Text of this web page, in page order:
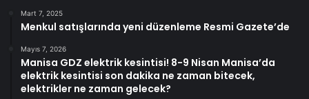
Mart 7, 2025
Menkul satışlarında yeni düzenleme Resmi Gazete’de
Mayıs 7, 2026
Manisa GDZ elektrik kesintisi! 8-9 Nisan Manisa’da
elektrik kesintisi son dakika ne zaman bitecek,
elektrikler ne zaman gelecek?